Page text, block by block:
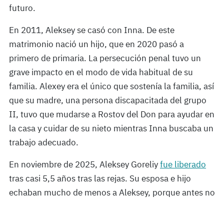
futuro.
En 2011, Aleksey se casó con Inna. De este
matrimonio nació un hijo, que en 2020 pasó a
primero de primaria. La persecución penal tuvo un
grave impacto en el modo de vida habitual de su
familia. Alexey era el único que sostenía la familia, así
que su madre, una persona discapacitada del grupo
II, tuvo que mudarse a Rostov del Don para ayudar en
la casa y cuidar de su nieto mientras Inna buscaba un
trabajo adecuado.
En noviembre de 2025, Aleksey Goreliyfue liberado
tras casi 5,5 años tras las rejas. Su esposa e hijo
echaban mucho de menos a Aleksey, porque antes no